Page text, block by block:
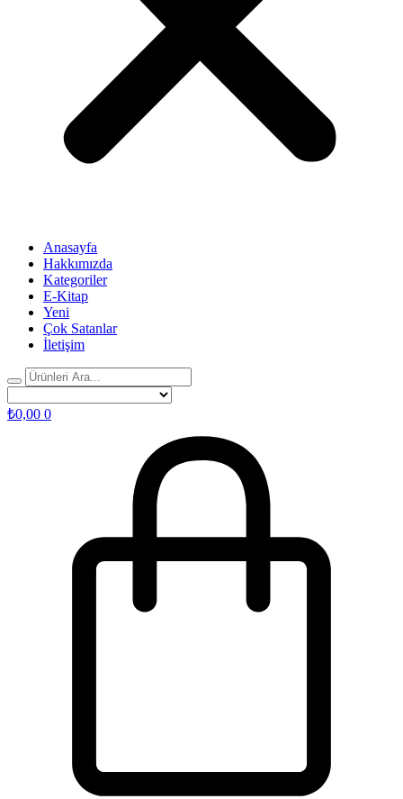
Anasayfa
Hakkımızda
Kategoriler
E-Kitap
Yeni
Çok Satanlar
İletişim
₺0,00 0